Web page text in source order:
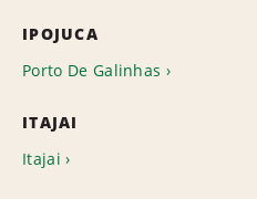
IPOJUCA
Porto De Galinhas
ITAJAI
Itajai